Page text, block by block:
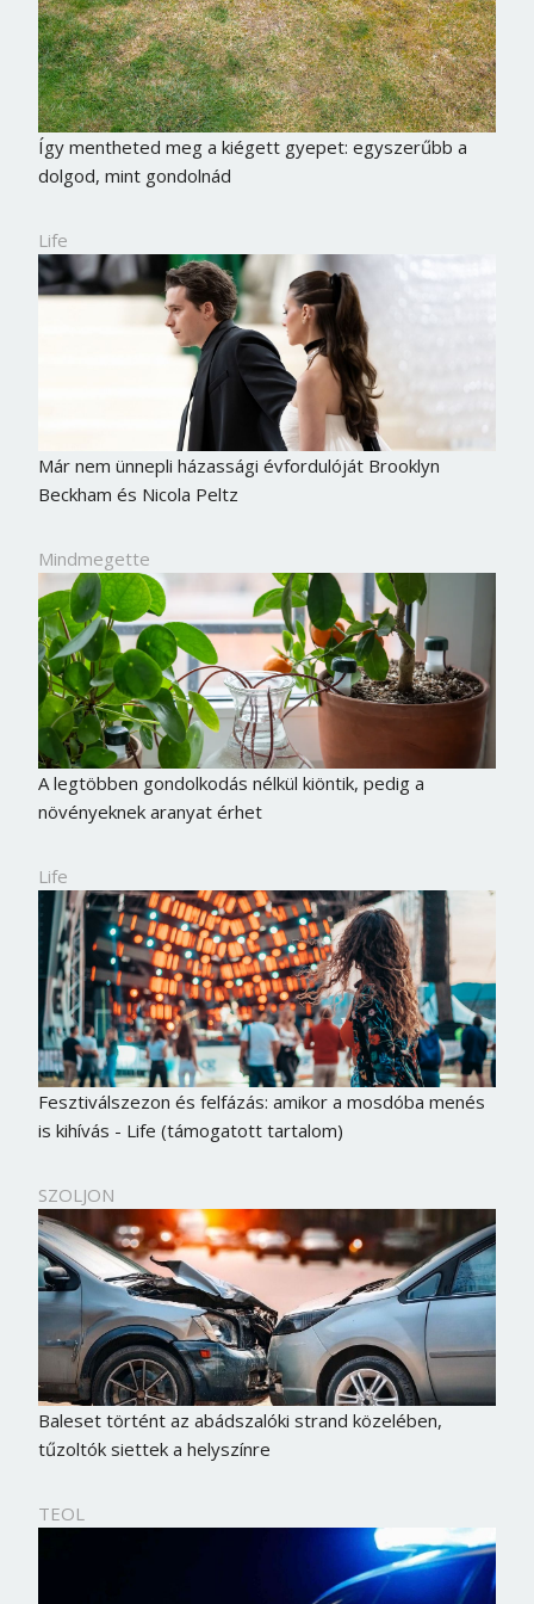
Így mentheted meg a kiégett gyepet: egyszerűbb a
dolgod, mint gondolnád
Life
Már nem ünnepli házassági évfordulóját Brooklyn
Beckham és Nicola Peltz
Mindmegette
A legtöbben gondolkodás nélkül kiöntik, pedig a
növényeknek aranyat érhet
Life
Fesztiválszezon és felfázás: amikor a mosdóba menés
is kihívás - Life (támogatott tartalom)
SZOLJON
Baleset történt az abádszalóki strand közelében,
tűzoltók siettek a helyszínre
TEOL